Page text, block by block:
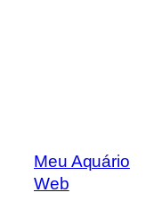
Meu Aquário
Web